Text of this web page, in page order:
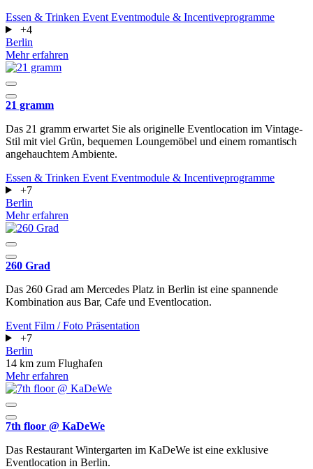
Essen & Trinken Event Eventmodule & Incentiveprogramme
+4
Berlin
Mehr erfahren
21 gramm
Das 21 gramm erwartet Sie als originelle Eventlocation im Vintage-
Stil mit viel Grün, bequemen Loungemöbel und einem romantisch
angehauchtem Ambiente.
Essen & Trinken Event Eventmodule & Incentiveprogramme
+7
Berlin
Mehr erfahren
260 Grad
Das 260 Grad am Mercedes Platz in Berlin ist eine spannende
Kombination aus Bar, Cafe und Eventlocation.
Event Film / Foto Präsentation
+7
Berlin
14 km zum Flughafen
Mehr erfahren
7th floor @ KaDeWe
Das Restaurant Wintergarten im KaDeWe ist eine exklusive
Eventlocation in Berlin.